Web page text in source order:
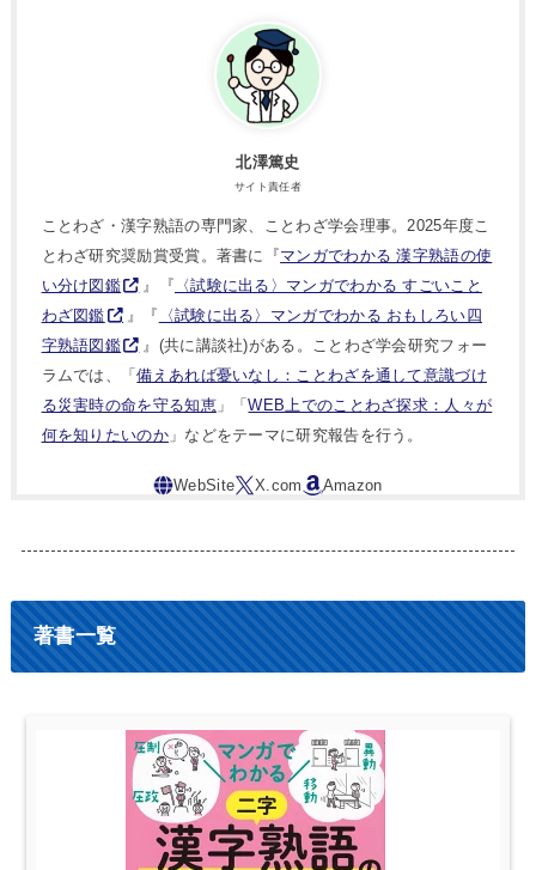
北澤篤史
サイト責任者
ことわざ・漢字熟語の専門家、ことわざ学会理事。2025年度こ
とわざ研究奨励賞受賞。著書に『マンガでわかる 漢字熟語の使
い分け図鑑
』『 〈試験に出る〉マンガでわかる すごいこと
わざ図鑑
』『
〈試験に出る〉マンガでわかる おもしろい四
字熟語図鑑
』(共に講談社)がある。ことわざ学会研究フォー
ラムでは、「備えあれば憂いなし：ことわざを通して意識づけ
る災害時の命を守る知恵」「WEB上でのことわざ探求：人々が
何を知りたいのか」などをテーマに研究報告を行う。
著書一覧